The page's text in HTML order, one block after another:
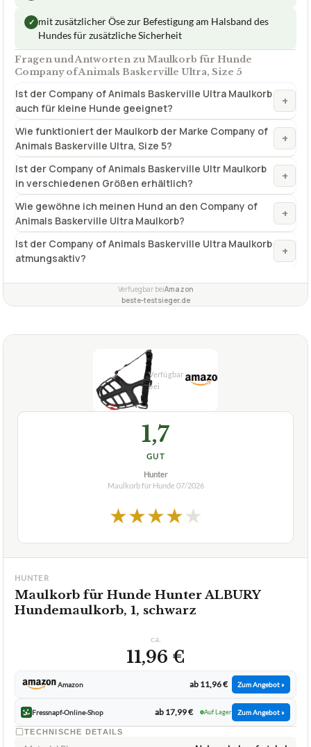
✓ mit zusätzlicher Öse zur Befestigung am Halsband des
Hundes für zusätzliche Sicherheit
Fragen und Antworten zu Maulkorb für Hunde
Company of Animals Baskerville Ultra, Size 5
Ist der Company of Animals Baskerville Ultra Maulkorb
auch für kleine Hunde geeignet?
+
Wie funktioniert der Maulkorb der Marke Company of
Animals Baskerville Ultra, Size 5?
+
Ist der Company of Animals Baskerville Ultr Maulkorb
in verschiedenen Größen erhältlich?
+
Wie gewöhne ich meinen Hund an den Company of
Animals Baskerville Ultra Maulkorb?
+
Ist der Company of Animals Baskerville Ultra Maulkorb
atmungsaktiv?
+
Verfuegbar beiAmazon
beste-testsieger.de
1,7
GUT
Hunter
Maulkorb für Hunde 07/2026
★★★★★
HUNTER
Maulkorb für Hunde Hunter ALBURY
Hundemaulkorb, 1, schwarz
ca.
11,96 €
Amazon ab 11,96 € Zum Angebot »
Fressnapf-Online-Shop ab 17,99 € Auf Lager Zum Angebot »
TECHNISCHE DETAILS